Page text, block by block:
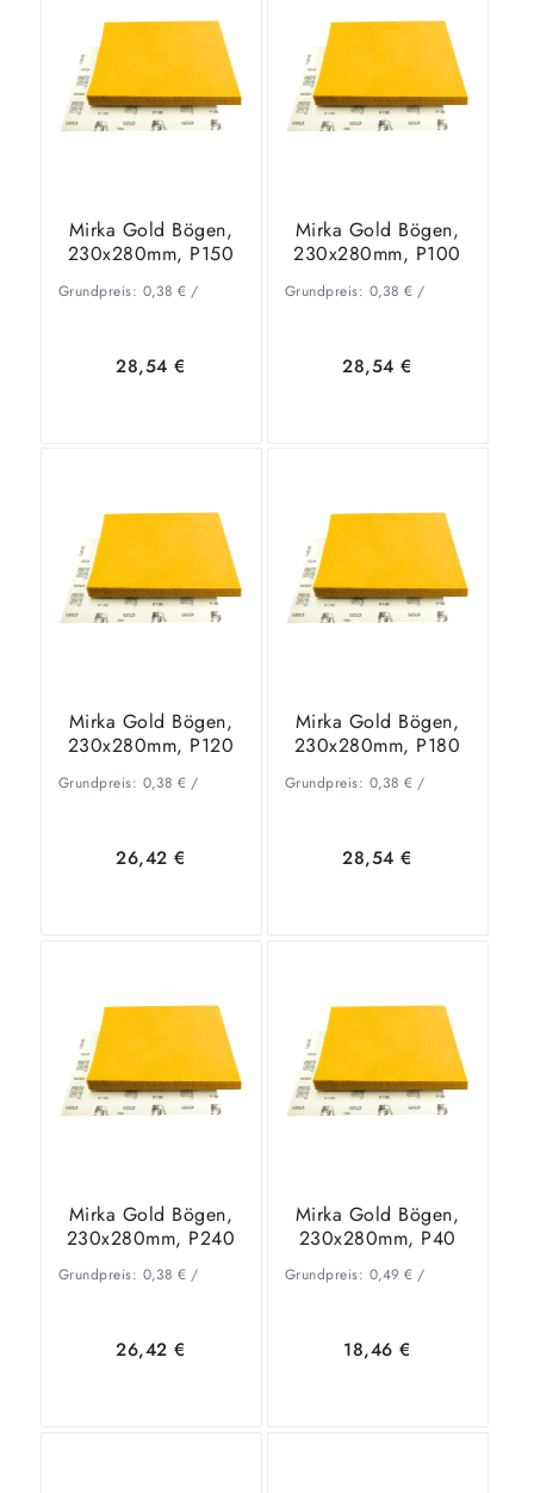
Mirka Gold Bögen,
230x280mm, P150
Grundpreis: 0,38 €/
28,54€
Mirka Gold Bögen,
230x280mm, P100
Grundpreis: 0,38 €/
28,54€
Mirka Gold Bögen,
230x280mm, P120
Grundpreis: 0,38 €/
26,42€
Mirka Gold Bögen,
230x280mm, P180
Grundpreis: 0,38 €/
28,54€
Mirka Gold Bögen,
230x280mm, P240
Grundpreis: 0,38 €/
26,42€
Mirka Gold Bögen,
230x280mm, P40
Grundpreis: 0,49 €/
18,46€